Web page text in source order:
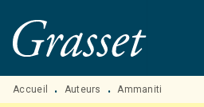
MENU RECHERCHE
PIED DE PAGE
Accueil • Auteurs • Ammaniti